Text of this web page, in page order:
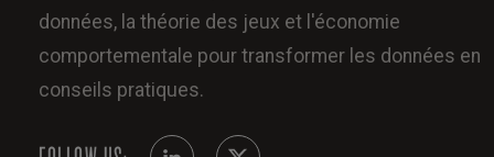
données, la théorie des jeux et l'économie
comportementale pour transformer les données en
conseils pratiques.